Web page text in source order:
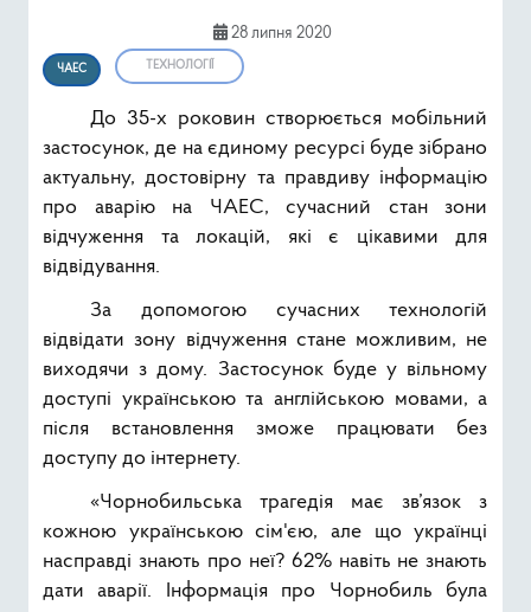
28 липня 2020
ЧАЕС ТЕХНОЛОГІЇ
До 35-x роковин створюється мобільний
застосунок, де на єдиному ресурсі буде зібрано
актуальну, достовірну та правдиву інформацію
про аварію на ЧАЕС, сучасний стан зони
відчуження та локацій, які є цікавими для
відвідування.
За допомогою сучасних технологій
відвідати зону відчуження стане можливим, не
виходячи з дому. Застосунок буде у вільному
доступі українською та англійською мовами, а
після встановлення зможе працювати без
доступу до інтернету.
«Чорнобильська трагедія має зв’язок з
кожною українською сім'єю, але що українці
насправді знають про неї? 62% навіть не знають
дати аварії. Інформація про Чорнобиль була